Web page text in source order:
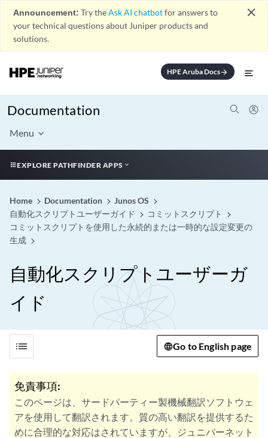
Announcement: Try theAsk AI chatbotfor answers to
your technical questions about Juniper products and
solutions.
close
HPE Aruba Docsarrow_forward
Documentation
Menu
EXPLORE PATHFINDER APPS
Home Documentation
Junos OS
自動化スクリプトユーザーガイド
コミットスクリプト
コミットスクリプトを使用した永続的または一時的な設定変更の
生成
自動化スクリプトユーザーガ
イド
list Go to English page
免責事項:
このページは、サードパーティー製機械翻訳ソフトウェ
アを使用して翻訳されます。質の高い翻訳を提供するた
めに合理的な対応はされていますが、ジュニパーネット